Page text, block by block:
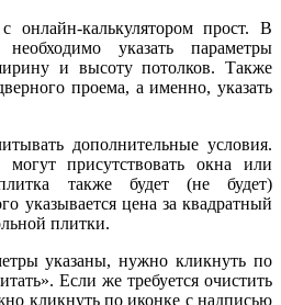
онлайн-калькулятором прост. В
указать параметры
и высоту потолков. Также
проема, а именно, указать
дополнительные условия.
присутствовать окна или
также будет (не будет)
указывается цена за квадратный
плитки.
указаны, нужно кликнуть по
Если же требуется очистить
кликнуть по иконке с надписью